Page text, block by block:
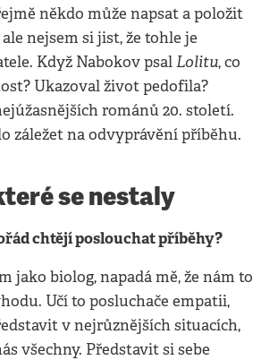
někdo může napsat a položit
nejsem si jist, že tohle je
Když Nabokov psalLolitu, co
Ukazoval život pedofila?
románů 20. století.
záležet na odvyprávění příběhu.
se nestaly
chtějí poslouchat příběhy?
jako biolog, napadá mě, že nám to
Učí to posluchače empatii,
v nejrůznějších situacích,
všechny. Představit si sebe